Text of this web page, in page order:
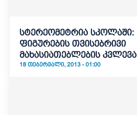
სტერეომეტრია სკოლაში:
ფიგურების თვისებრივი
მახასიათებლების კვლევა
18 ᲗᲔᲑᲔᲠᲕᲐᲚᲘ, 2013 - 01:00